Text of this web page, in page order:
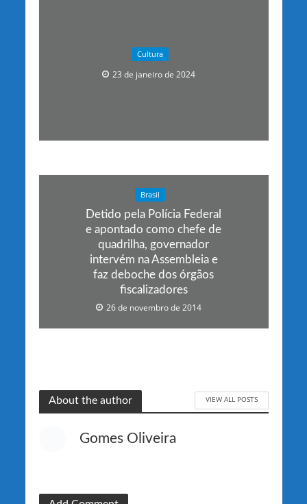
Cultura
23 de janeiro de 2024
Brasil
Detido pela Polícia Federal
e apontado como chefe de
quadrilha, governador
intervém na Assembleia e
faz deboche dos órgãos
fiscalizadores
26 de novembro de 2014
About the author VIEW ALL POSTS
Gomes Oliveira